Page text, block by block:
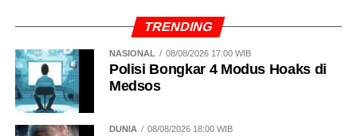
TRENDING
NASIONAL 08/08/2026 17:00 WIB
Polisi Bongkar 4 Modus Hoaks di
Medsos
DUNIA 08/08/2026 18:00 WIB